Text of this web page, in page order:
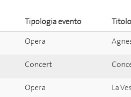
Tipologia evento
Titolo
Opera
Concert
Opera La